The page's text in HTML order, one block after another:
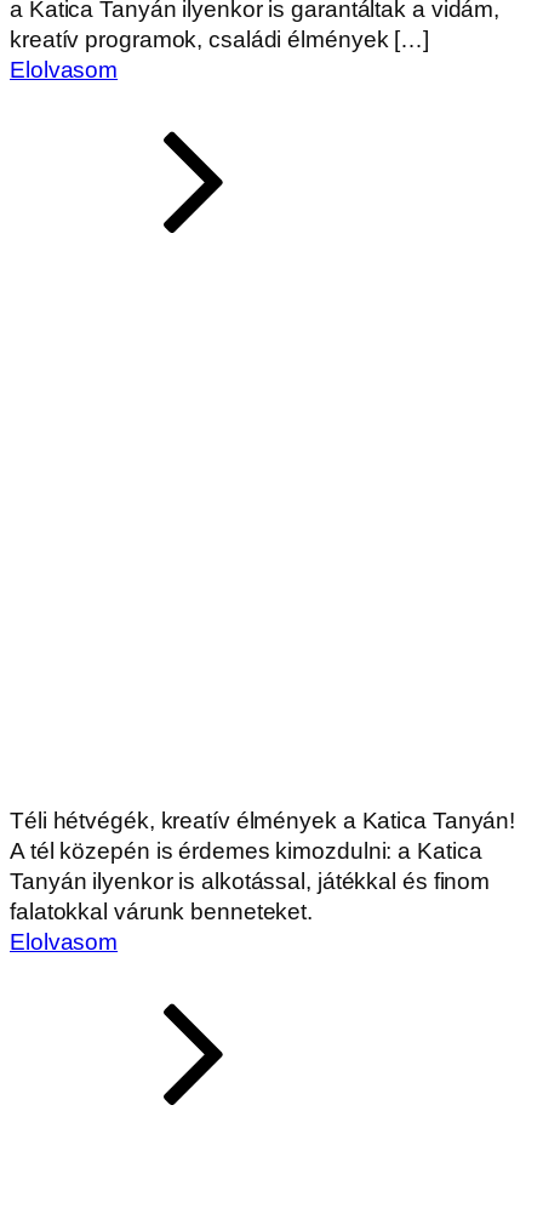
a Katica Tanyán ilyenkor is garantáltak a vidám,
kreatív programok, családi élmények […]
Elolvasom
Téli hétvégék, kreatív élmények a Katica Tanyán!
A tél közepén is érdemes kimozdulni: a Katica
Tanyán ilyenkor is alkotással, játékkal és finom
falatokkal várunk benneteket.
Elolvasom